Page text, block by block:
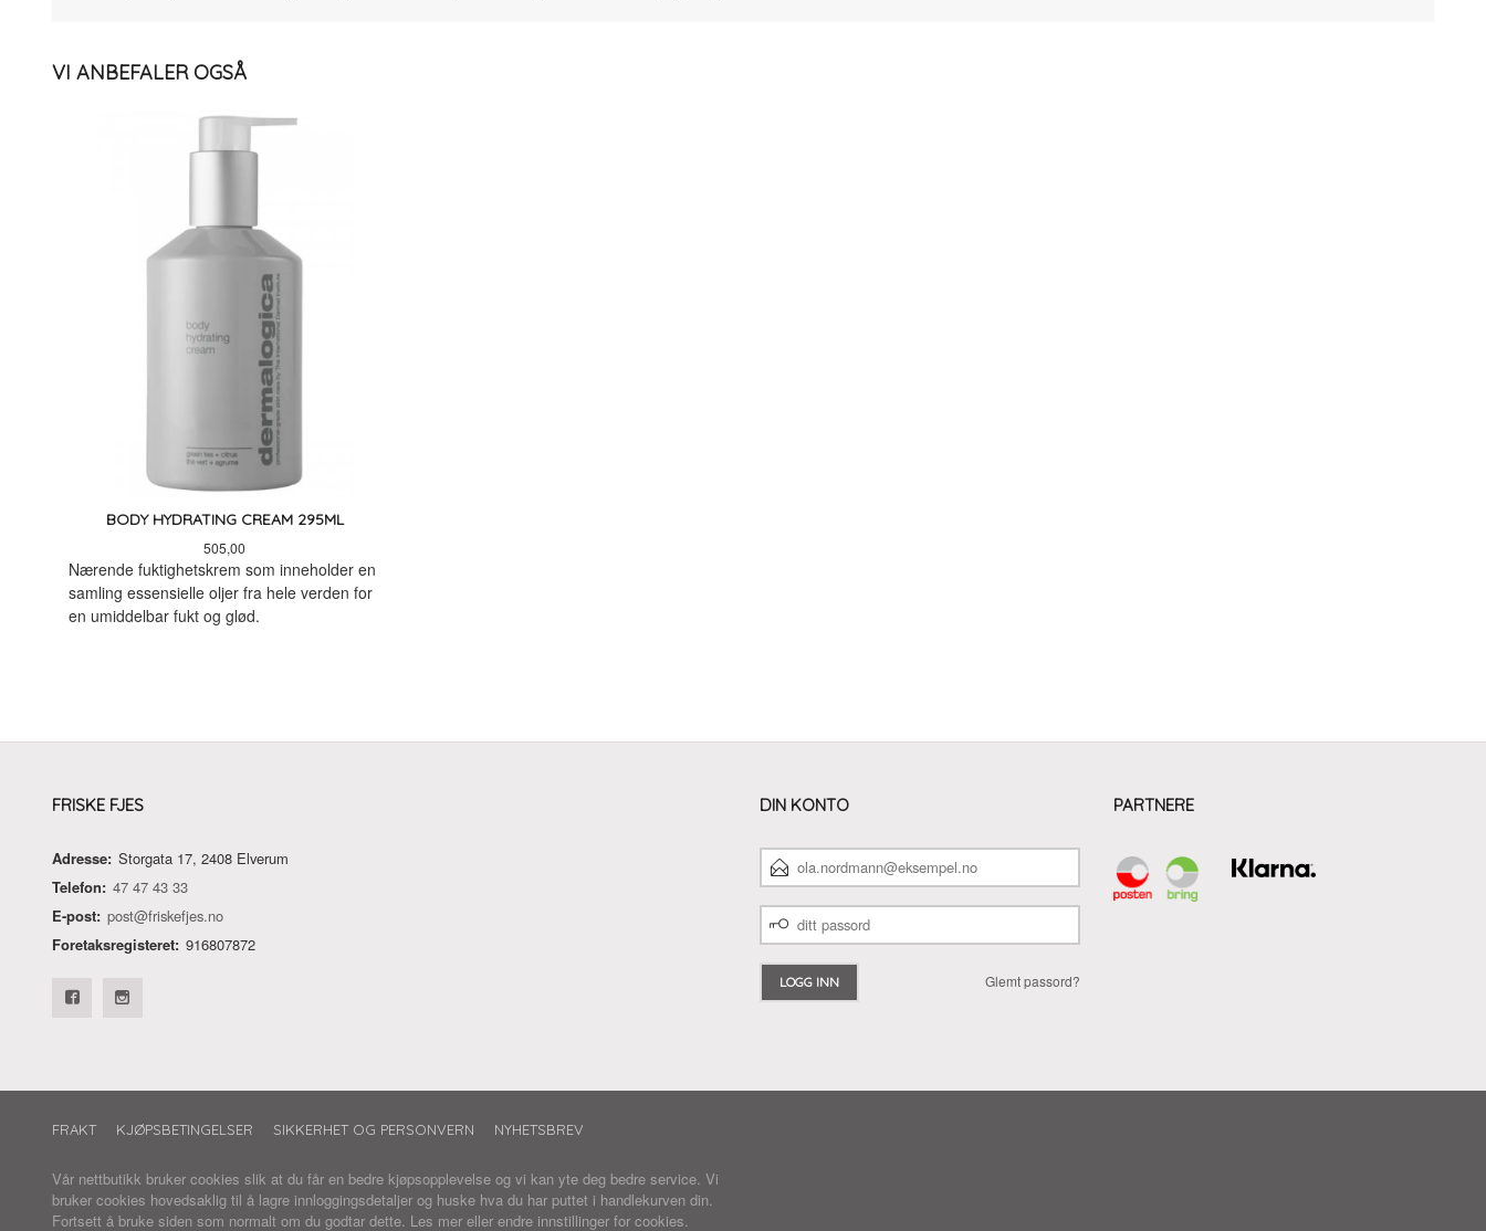
VI ANBEFALER OGSÅ
BODY HYDRATING CREAM 295ML
Pris
505,00
Nærende fuktighetskrem som inneholder en
samling essensielle oljer fra hele verden for
en umiddelbar fukt og glød.
FRISKE FJES
Adresse: Storgata 17, 2408 Elverum
Telefon: 47 47 43 33
E-post: post@friskefjes.no
Foretaksregisteret: 916807872
DIN KONTO
POSTADRESSE
PASSORD
Glemt passord?
PARTNERE
FRAKT KJØPSBETINGELSER SIKKERHET OG PERSONVERN NYHETSBREV
Vår nettbutikk bruker cookies slik at du får en bedre kjøpsopplevelse og vi kan yte deg bedre service. Vi
bruker cookies hovedsaklig til å lagre innloggingsdetaljer og huske hva du har puttet i handlekurven din.
Fortsett å bruke siden som normalt om du godtar dette. Les mer eller endre innstillinger for cookies.